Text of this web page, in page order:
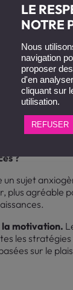
travail
des métiers
et
tournés vers
contenus de
pratiques
son
synthétiser
de former
?
sujet
plus agréable
la motivation.
les
sur le
LE
NOTRE
Nous
navigation
proposer
d'en
cliquant sur
utilisation.
REFUSER